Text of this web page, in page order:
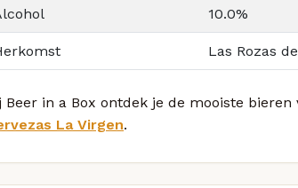
10.0%
Las Rozas
Beer in a Box ontdek je de mooiste
La Virgen.